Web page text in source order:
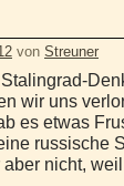
von Streuner
wir uns
es etwas
russische
aber nicht,